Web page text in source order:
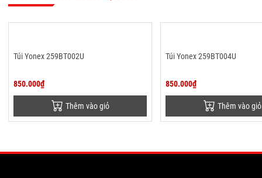
Túi Yonex 259BT002U
850.000₫
Thêm vào giỏ
Túi Yonex 259BT004U
850.000₫
Thêm vào giỏ